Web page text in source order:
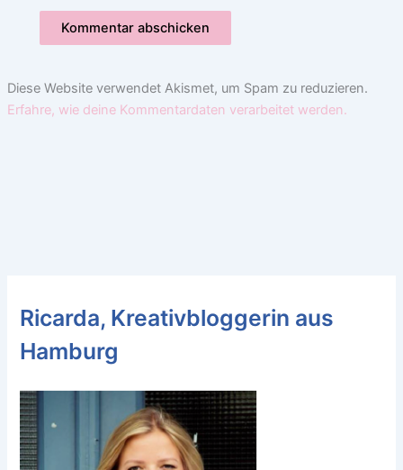
Diese Website verwendet Akismet, um Spam zu reduzieren.
Erfahre, wie deine Kommentardaten verarbeitet werden.
Ricarda, Kreativbloggerin aus
Hamburg